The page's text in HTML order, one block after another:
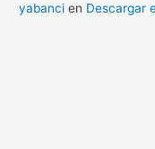
yabanci en Descargar